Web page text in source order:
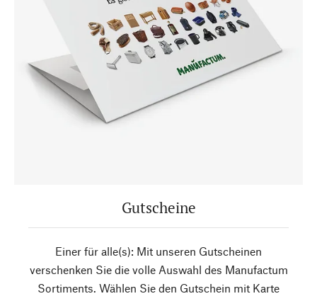
Gutscheine
Einer für alle(s): Mit unseren Gutscheinen
verschenken Sie die volle Auswahl des Manufactum
Sortiments. Wählen Sie den Gutschein mit Karte